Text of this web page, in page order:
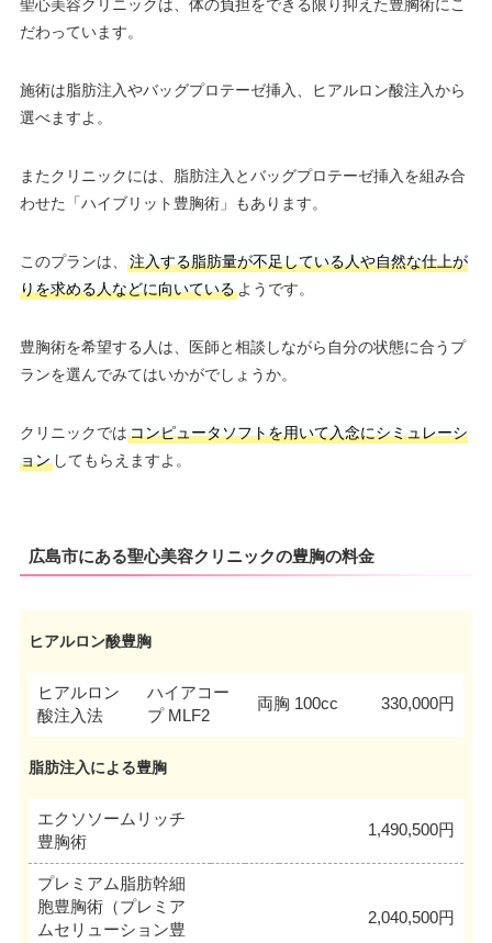
聖心美容クリニックは、体の負担をできる限り抑えた豊胸術にこ
だわっています。
施術は脂肪注入やバッグプロテーゼ挿入、ヒアルロン酸注入から
選べますよ。
またクリニックには、脂肪注入とバッグプロテーゼ挿入を組み合
わせた「ハイブリット豊胸術」もあります。
このプランは、
注入する脂肪量が不足している人や自然な仕上が
りを求める人などに向いているようです。
豊胸術を希望する人は、医師と相談しながら自分の状態に合うプ
ランを選んでみてはいかがでしょうか。
クリニックではコンピュータソフトを用いて入念にシミュレーシ
ョンしてもらえますよ。
広島市にある聖心美容クリニックの豊胸の料金
ヒアルロン酸豊胸
ヒアルロン
酸注入法
ハイアコー
プ MLF2
両胸 100cc 330,000円
脂肪注入による豊胸
エクソソームリッチ
豊胸術
1,490,500円
プレミアム脂肪幹細
胞豊胸術（プレミア
ムセリューション豊
2,040,500円